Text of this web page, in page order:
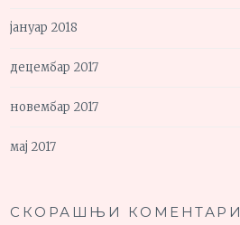
јануар 2018
децембар 2017
новембар 2017
мај 2017
СКОРАШЊИ КОМЕНТАРИ